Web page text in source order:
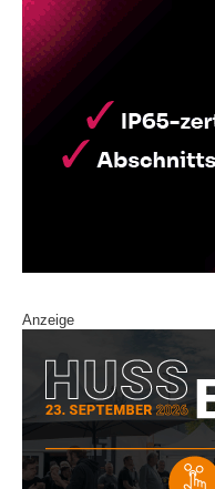
Anzeige